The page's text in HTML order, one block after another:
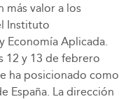
más valor a los
Instituto
Economía Aplicada.
12 y 13 de febrero
ha posicionado como
España. La dirección